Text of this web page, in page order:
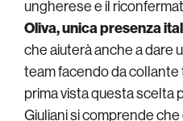
ungherese e il
Oliva, unica presenza
che aiuterà anche a dare
team facendo da collante
prima vista questa scelta
Giuliani si comprende